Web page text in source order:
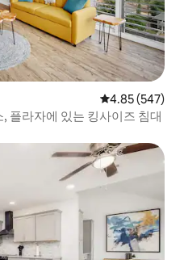
평점 4.85점(5
4.85 (547)
플라자에 있는 킹사이즈 침대